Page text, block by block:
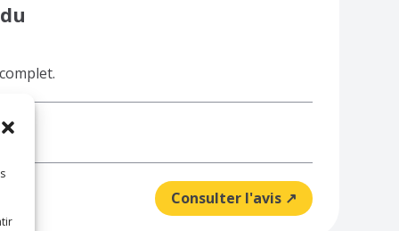
Consulter l'avis ↗